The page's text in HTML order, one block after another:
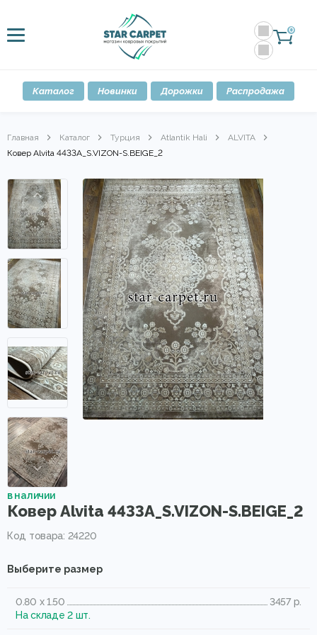
0
Каталог Новинки Дорожки Распродажа
Главная Каталог Турция Atlantik Hali
ALVITA
Ковер Alvita 4433A_S.VIZON-S.BEIGE_2
в наличии
Ковер Alvita 4433A_S.VIZON-S.BEIGE_2
Код товара: 24220
Выберите размер
0.80 x 1.50
3457 р.
На складе 2 шт.